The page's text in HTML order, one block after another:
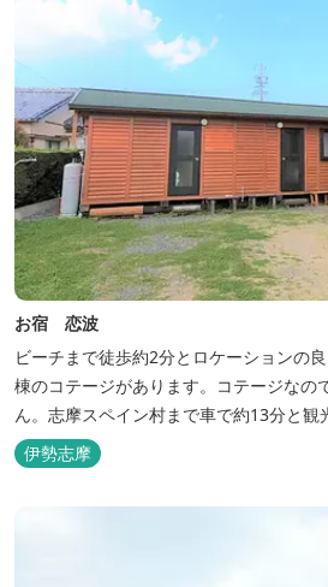
お宿 恋波
ビーチまで徒歩約2分とロケーションの
棟のコテージがあります。コテージなの
ん。志摩スペイン村まで車で約13分と観
伊勢志摩